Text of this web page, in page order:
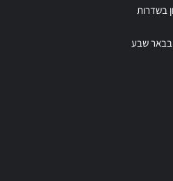
בשדרות
בבאר שבע